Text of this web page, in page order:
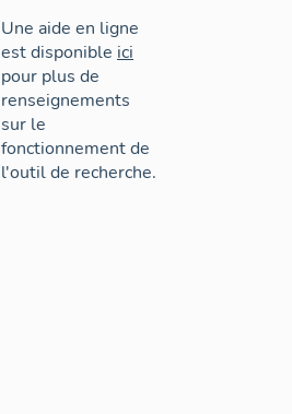
Une aide en ligne
est disponible ici
pour plus de
renseignements
sur le
fonctionnement de
l'outil de recherche.